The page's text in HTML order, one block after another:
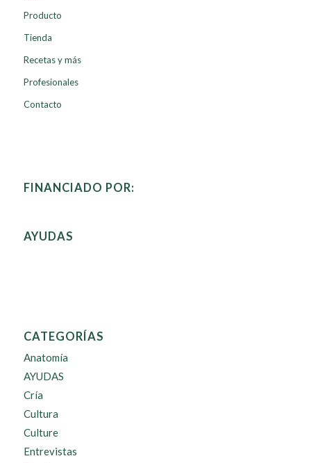
Producto
Tienda
Recetas y más
Profesionales
Contacto
FINANCIADO POR:
AYUDAS
CATEGORÍAS
Anatomía
AYUDAS
Cría
Cultura
Culture
Entrevistas